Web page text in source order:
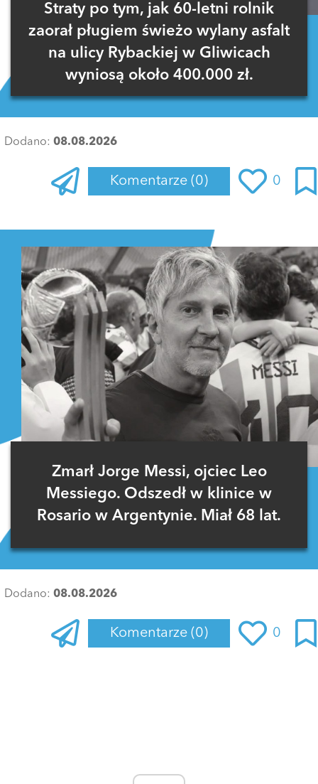
Straty po tym, jak 60-letni rolnik
zaorał pługiem świeżo wylany asfalt
na ulicy Rybackiej w Gliwicach
wyniosą około 400.000 zł.
Dodano: 08.08.2026
Komentarze (0) 0
Zmarł Jorge Messi, ojciec Leo
Messiego. Odszedł w klinice w
Rosario w Argentynie. Miał 68 lat.
Dodano: 08.08.2026
Komentarze (0) 0